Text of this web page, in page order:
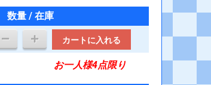
数量 / 在庫
カートに入れる
お一人様4点限り